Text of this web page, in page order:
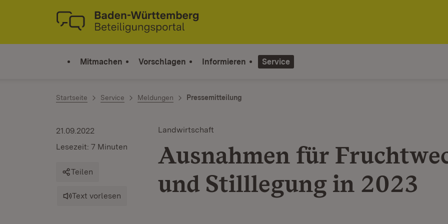
Zum Inhalt springen
Link zur Startseite
Mitmachen Vorschlagen Informieren Service
Startseite Service Meldungen Pressemitteilung
Landwirtschaft
Ausnahmen für
und Stilllegung in 2023
21.09.2022
Lesezeit: 7 Minuten
Teilen
Text vorlesen